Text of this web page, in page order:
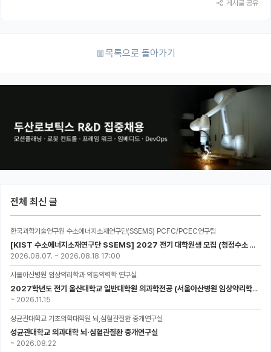
게시글 공유
목록으로 돌아가기
전체 최신 글
한국과학기술연구원 수소에너지소재연구단(SSEMS) PCFC/PCEC연구팀
[KIST 수소에너지소재연구단 SSEMS] 2027 전기 대학원생 모집 (청정수소 생산/활용을 위한 프로톤 세라믹 전지)
2026.08.07. ~ 2026.08.18 17:00
서울아산병원 임상약리학과 약동약력학 연구실
2027학년도 전기 울산대학교 일반대학원 의과학전공 (서울아산병원 임상약리학과 약동약력학 연구실) 대학원생 모집공고
~ 2026.11.15
성균관대학교 기초의학대학원 뇌,심혈관질환 중개연구실
성균관대학교 의과대학 뇌·심혈관질환 중개연구실
~ 2026.08.22